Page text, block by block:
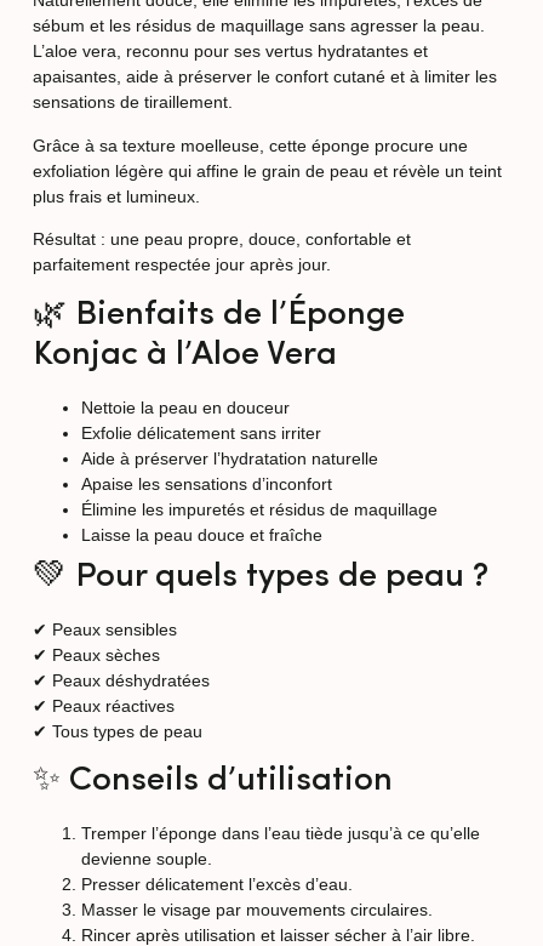
sébum et les résidus de maquillage sans agresser la peau.
L’aloe vera, reconnu pour ses vertus hydratantes et
apaisantes, aide à préserver le confort cutané et à limiter les
sensations de tiraillement.
Grâce à sa texture moelleuse, cette éponge procure une
exfoliation légère qui affine le grain de peau et révèle un teint
plus frais et lumineux.
Résultat : une peau propre, douce, confortable et
parfaitement respectée jour après jour.
🌿 Bienfaits de l’Éponge
Konjac à l’Aloe Vera
Nettoie la peau en douceur
Exfolie délicatement sans irriter
Aide à préserver l’hydratation naturelle
Apaise les sensations d’inconfort
Élimine les impuretés et résidus de maquillage
Laisse la peau douce et fraîche
💚 Pour quels types de peau ?
✔ Peaux sensibles
✔ Peaux sèches
✔ Peaux déshydratées
✔ Peaux réactives
✔ Tous types de peau
✨ Conseils d’utilisation
Tremper l’éponge dans l’eau tiède jusqu’à ce qu’elle
devienne souple.
Presser délicatement l’excès d’eau.
Masser le visage par mouvements circulaires.
Rincer après utilisation et laisser sécher à l’air libre.